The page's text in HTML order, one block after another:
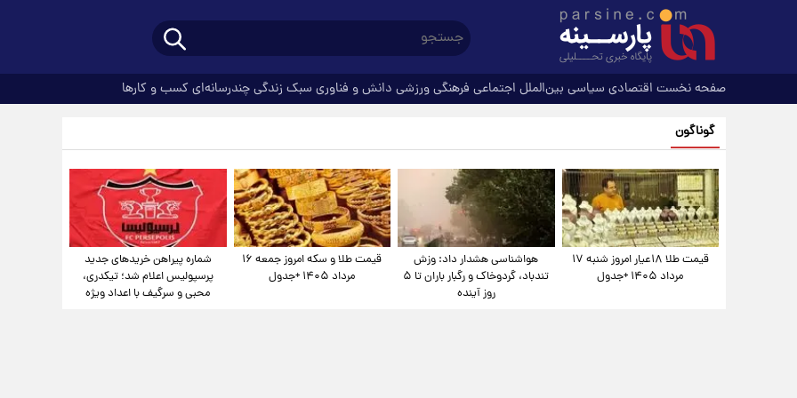
صفحه نخست اقتصادی سیاسی بین‌الملل اجتماعی فرهنگیورزشی دانش و فناوری سبک زندگیچندرسانه‌ای کسب و کارها
گوناگون
قیمت طلا ۱۸عیار امروز شنبه ۱۷
مرداد ۱۴۰۵ +جدول
هواشناسی هشدار داد: وزش
تندباد، گردوخاک و رگبار باران تا ۵
روز آینده
قیمت طلا و سکه امروز جمعه ۱۶
مرداد ۱۴۰۵ +جدول
شماره پیراهن خریدهای جدید
پرسپولیس اعلام شد؛ تیکدری،
محبی و سرگیف با اعداد ویژه